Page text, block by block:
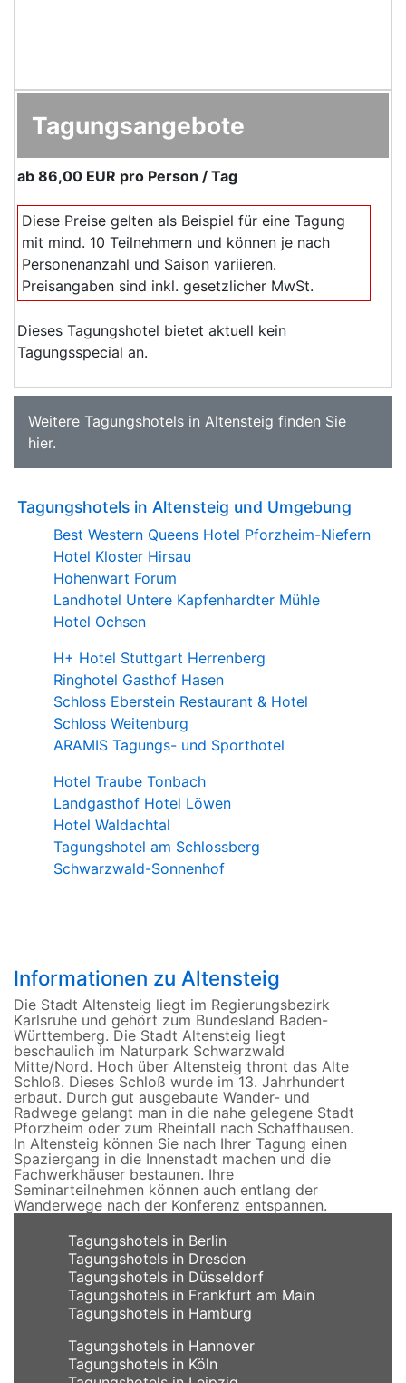
Tagungsangebote
ab 86,00 EUR pro Person / Tag
Diese Preise gelten als Beispiel für eine Tagung
mit mind. 10 Teilnehmern und können je nach
Personenanzahl und Saison variieren.
Preisangaben sind inkl. gesetzlicher MwSt.
Dieses Tagungshotel bietet aktuell kein
Tagungsspecial an.
Weitere Tagungshotels in Altensteig finden Sie
hier.
Tagungshotels in Altensteig und Umgebung
Best Western Queens Hotel Pforzheim-Niefern
Hotel Kloster Hirsau
Hohenwart Forum
Landhotel Untere Kapfenhardter Mühle
Hotel Ochsen
H+ Hotel Stuttgart Herrenberg
Ringhotel Gasthof Hasen
Schloss Eberstein Restaurant & Hotel
Schloss Weitenburg
ARAMIS Tagungs- und Sporthotel
Hotel Traube Tonbach
Landgasthof Hotel Löwen
Hotel Waldachtal
Tagungshotel am Schlossberg
Schwarzwald-Sonnenhof
Informationen zu Altensteig
Die Stadt Altensteig liegt im Regierungsbezirk
Karlsruhe und gehört zum Bundesland Baden-
Württemberg. Die Stadt Altensteig liegt
beschaulich im Naturpark Schwarzwald
Mitte/Nord. Hoch über Altensteig thront das Alte
Schloß. Dieses Schloß wurde im 13. Jahrhundert
erbaut. Durch gut ausgebaute Wander- und
Radwege gelangt man in die nahe gelegene Stadt
Pforzheim oder zum Rheinfall nach Schaffhausen.
In Altensteig können Sie nach Ihrer Tagung einen
Spaziergang in die Innenstadt machen und die
Fachwerkhäuser bestaunen. Ihre
Seminarteilnehmen können auch entlang der
Wanderwege nach der Konferenz entspannen.
Tagungshotels in Berlin
Tagungshotels in Dresden
Tagungshotels in Düsseldorf
Tagungshotels in Frankfurt am Main
Tagungshotels in Hamburg
Tagungshotels in Hannover
Tagungshotels in Köln